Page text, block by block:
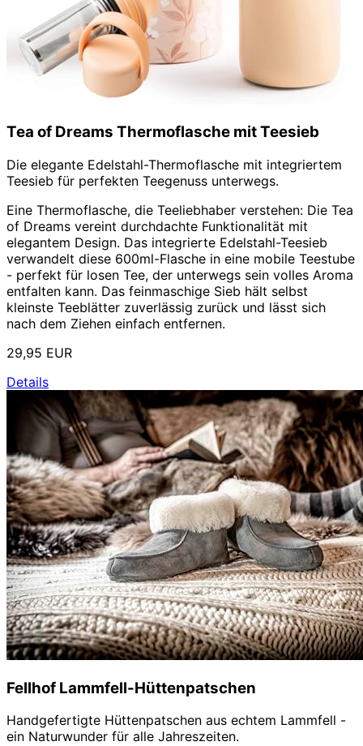
Tea of Dreams Thermoflasche mit Teesieb
Die elegante Edelstahl-Thermoflasche mit integriertem
Teesieb für perfekten Teegenuss unterwegs.
Eine Thermoflasche, die Teeliebhaber verstehen: Die Tea
of Dreams vereint durchdachte Funktionalität mit
elegantem Design. Das integrierte Edelstahl-Teesieb
verwandelt diese 600ml-Flasche in eine mobile Teestube
- perfekt für losen Tee, der unterwegs sein volles Aroma
entfalten kann. Das feinmaschige Sieb hält selbst
kleinste Teeblätter zuverlässig zurück und lässt sich
nach dem Ziehen einfach entfernen.
29,95 EUR
Details
Fellhof Lammfell-Hüttenpatschen
Handgefertigte Hüttenpatschen aus echtem Lammfell -
ein Naturwunder für alle Jahreszeiten.